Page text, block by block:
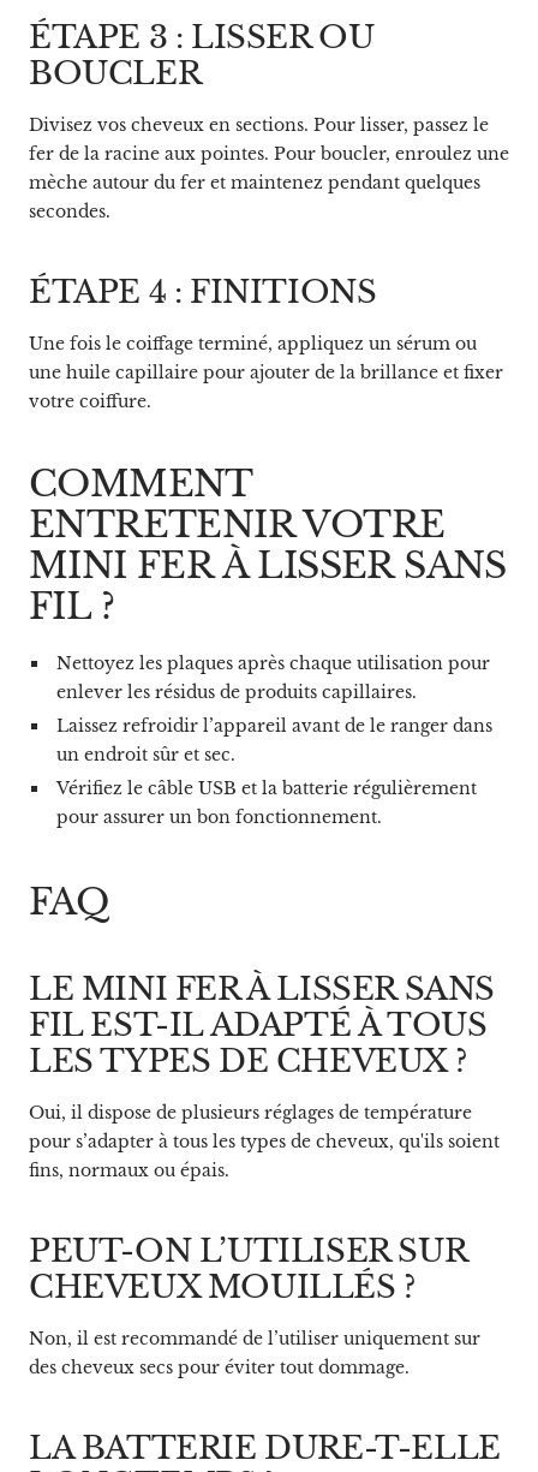
ÉTAPE 3 : LISSER OU
BOUCLER
Divisez vos cheveux en sections. Pour lisser, passez le
fer de la racine aux pointes. Pour boucler, enroulez une
mèche autour du fer et maintenez pendant quelques
secondes.
ÉTAPE 4 : FINITIONS
Une fois le coiffage terminé, appliquez un sérum ou
une huile capillaire pour ajouter de la brillance et fixer
votre coiffure.
COMMENT
ENTRETENIR VOTRE
MINI FER À LISSER SANS
FIL ?
Nettoyez les plaques après chaque utilisation pour
enlever les résidus de produits capillaires.
Laissez refroidir l’appareil avant de le ranger dans
un endroit sûr et sec.
Vérifiez le câble USB et la batterie régulièrement
pour assurer un bon fonctionnement.
FAQ
LE MINI FER À LISSER SANS
FIL EST-IL ADAPTÉ À TOUS
LES TYPES DE CHEVEUX ?
Oui, il dispose de plusieurs réglages de température
pour s’adapter à tous les types de cheveux, qu'ils soient
fins, normaux ou épais.
PEUT-ON L’UTILISER SUR
CHEVEUX MOUILLÉS ?
Non, il est recommandé de l’utiliser uniquement sur
des cheveux secs pour éviter tout dommage.
LA BATTERIE DURE-T-ELLE